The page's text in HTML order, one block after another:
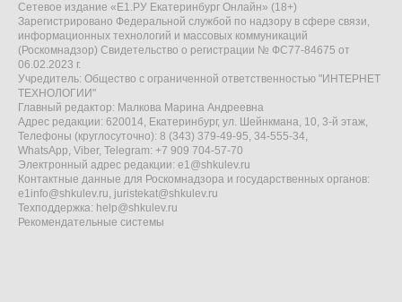
Сетевое издание «Е1.РУ Екатеринбург Онлайн» (18+)
Зарегистрировано Федеральной службой по надзору в сфере связи,
информационных технологий и массовых коммуникаций
(Роскомнадзор) Свидетельство о регистрации № ФС77-84675 от
06.02.2023 г.
Учредитель: Общество с ограниченной ответственностью "ИНТЕРНЕТ
ТЕХНОЛОГИИ"
Главный редактор: Малкова Марина Андреевна
Адрес редакции: 620014, Екатеринбург, ул. Шейнкмана, 10, 3-й этаж,
Телефоны (круглосуточно): 8 (343) 379-49-95, 34-555-34,
WhatsApp, Viber, Telegram: +7 909 704-57-70
Электронный адрес редакции: e1@shkulev.ru
Контактные данные для Роскомнадзора и государственных органов:
e1info@shkulev.ru, juristekat@shkulev.ru
Техподдержка: help@shkulev.ru
Рекомендательные системы